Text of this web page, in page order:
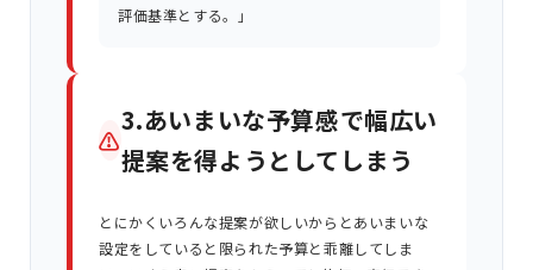
評価基準とする。」
⚠
3.あいまいな予算感で幅広い
提案を得ようとしてしまう
とにかくいろんな提案が欲しいからとあいまいな
設定をしていると限られた予算と乖離してしま